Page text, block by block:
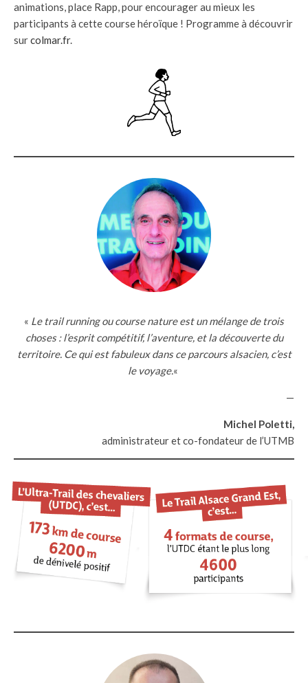
animations, place Rapp, pour encourager au mieux les
participants à cette course héroïque ! Programme à découvrir
surcolmar.fr.
« Le trail running ou course nature est un mélange de trois
choses : l’esprit compétitif, l’aventure, et la découverte du
territoire. Ce qui est fabuleux dans ce parcours alsacien, c’est
le voyage.«
—
Michel Poletti,
administrateur et co-fondateur de l’UTMB